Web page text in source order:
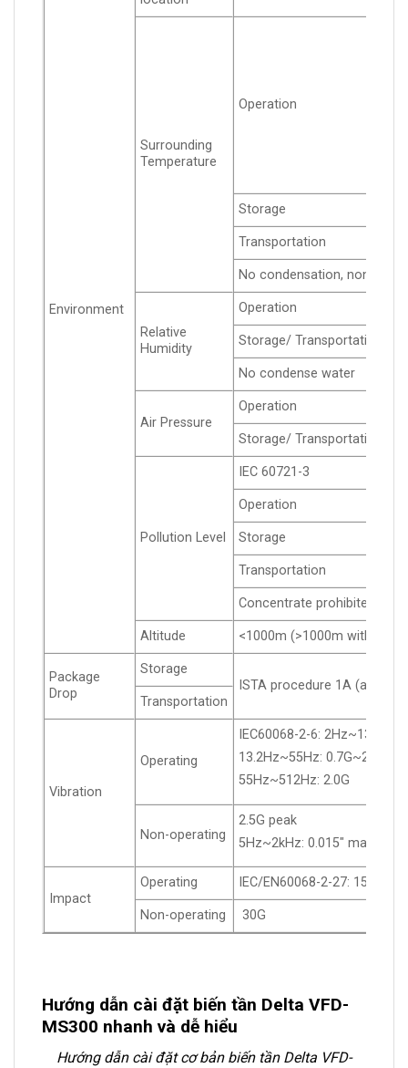
Environment
Surrounding
Temperature
Operation
Storage
Transportation
No condensation, non-
Relative
Humidity
Operation
Storage/ Transportation
No condense water
Air Pressure
Operation
Storage/ Transportation
Pollution Level
IEC 60721-3
Operation
Storage
Transportation
Concentrate prohibited
Altitude <1000m (>1000m with
Package
Drop
Storage
ISTA procedure 1A
Transportation
Vibration
Operating
IEC60068-2-6:
13.2Hz~55Hz: 0.7G~2.0G
55Hz~512Hz: 2.0G
Non-operating
2.5G peak
5Hz~2kHz: 0.015″ max.
Impact
Operating IEC/EN60068-2-27: 15G,
Non-operating 30G
Hướng dẫn cài đặt biến tần Delta VFD-
MS300 nhanh và dễ hiểu
Hướng dẫn cài đặt cơ bản biến tần Delta VFD-